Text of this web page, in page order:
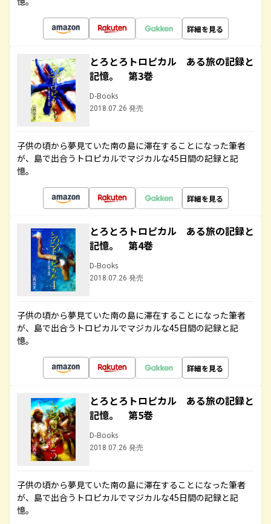
詳細を見る
とろとろトロピカル ある旅の記録と
記憶。 第3巻
D-Books
2018.07.26 発売
子供の頃から夢見ていた南の島に滞在することになった筆者
が、島で出合うトロピカルでマジカルな45日間の記録と記
憶。
詳細を見る
とろとろトロピカル ある旅の記録と
記憶。 第4巻
D-Books
2018.07.26 発売
子供の頃から夢見ていた南の島に滞在することになった筆者
が、島で出合うトロピカルでマジカルな45日間の記録と記
憶。
詳細を見る
とろとろトロピカル ある旅の記録と
記憶。 第5巻
D-Books
2018.07.26 発売
子供の頃から夢見ていた南の島に滞在することになった筆者
が、島で出合うトロピカルでマジカルな45日間の記録と記
憶。